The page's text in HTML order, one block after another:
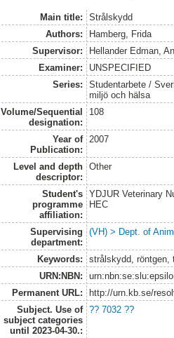
Main title:
Strålskydd
Authors:
Hamberg, Frida
Supervisor:
Hellander Edman,
Examiner:
UNSPECIFIED
Series:
Studentarbete /
miljö och hälsa
Volume/Sequential
designation:
108
Year of
Publication:
2007
Level and depth
descriptor:
Other
Student's
programme
affiliation:
YDJUR Veterinary
HEC
Supervising
department:
(VH) > Dept. of
Keywords:
strålskydd, röntgen,
URN:NBN:
Permanent URL:
http://urn.kb.se/
Subject. Use of
subject categories
until 2023-04-30.:
?? 7032 ??